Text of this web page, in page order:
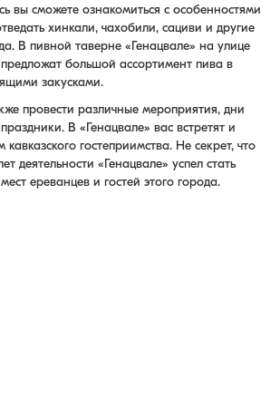
вы сможете ознакомиться с особенностями
хинкали, чахобили, сациви и другие
В пивной таверне «Генацвале» на улице
большой ассортимент пива в
закусками.
провести различные мероприятия, дни
В «Генацвале» вас встретят и
кавказского гостеприимства. Не секрет, что
деятельности «Генацвале» успел стать
ереванцев и гостей этого города.